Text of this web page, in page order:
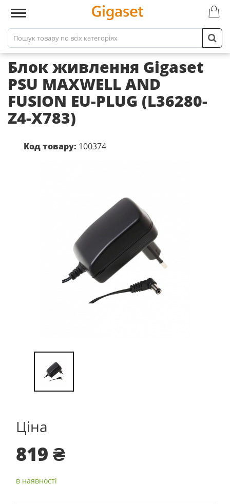
Блок живлення Gigaset
PSU MAXWELL AND
FUSION EU-PLUG (L36280-
Z4-X783)
Код товару: 100374
Ціна
819 ₴
в наявності